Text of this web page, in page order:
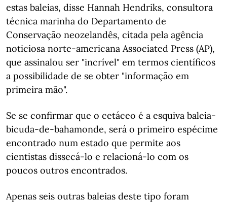
estas baleias, disse Hannah Hendriks, consultora
técnica marinha do Departamento de
Conservação neozelandês, citada pela agência
noticiosa norte-americana Associated Press (AP),
que assinalou ser "incrível" em termos científicos
a possibilidade de se obter "informação em
primeira mão".
Se se confirmar que o cetáceo é a esquiva baleia-
bicuda-de-bahamonde, será o primeiro espécime
encontrado num estado que permite aos
cientistas dissecá-lo e relacioná-lo com os
poucos outros encontrados.
Apenas seis outras baleias deste tipo foram